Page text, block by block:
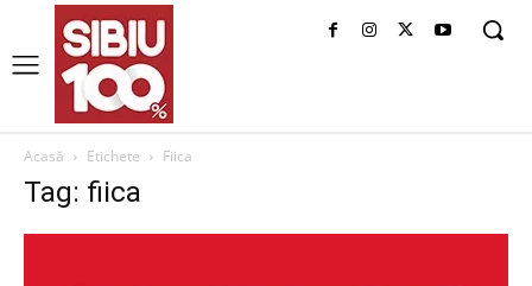
Acasă Etichete Fiica
Tag: fiica